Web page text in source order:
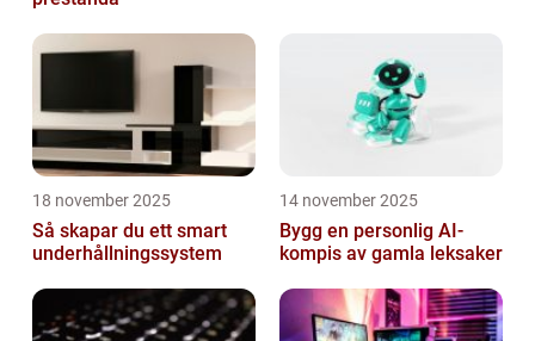
18 november 2025
Så skapar du ett smart
underhållningssystem
14 november 2025
Bygg en personlig AI-
kompis av gamla leksaker